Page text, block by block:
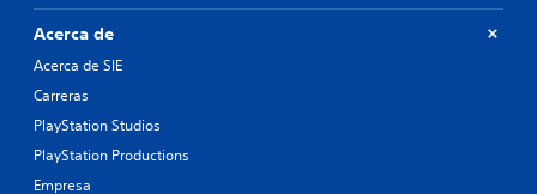
Acerca de
Acerca de SIE
Carreras
PlayStation Studios
PlayStation Productions
Empresa